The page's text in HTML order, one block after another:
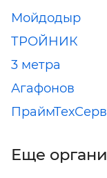
Мойдодыр
ТРОЙНИК
3 метра
Агафонов
Еще